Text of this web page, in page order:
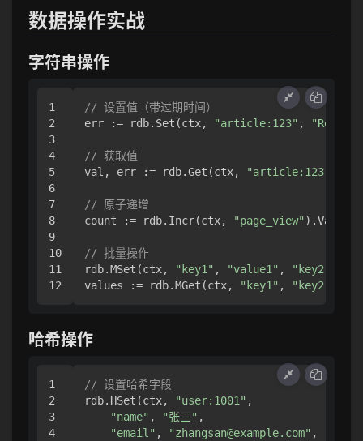
数据操作实战
字符串操作
1
2
3
4
5
6
7
8
9
10
11
// 设置值（带过期时间）
err := rdb.Set(ctx,
"article:123" , "Redis
// 获取值
val, err := rdb.Get(ctx,
"article:123"
// 原子递增
count := rdb.Incr(ctx,
"page_view" ).Val()
// 批量操作
rdb.MSet(ctx,
"key1" , "value1" , "key2"
values := rdb.MGet(ctx,
"key1" , "key2"
哈希操作
1
2
3
4
// 设置哈希字段
rdb.HSet(ctx,
"user:1001" ,
"name" , "张三" ,
"email" , "zhangsan@example.com" ,